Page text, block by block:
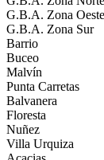
G.B.A. Zona Oeste
G.B.A. Zona Sur
Barrio
Buceo
Malvín
Punta Carretas
Balvanera
Floresta
Nuñez
Villa Urquiza